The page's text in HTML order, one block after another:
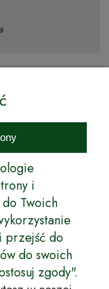
to inicjatywa
wprowadzenie na
ozdobnych oraz
małych, jak
- wspaniałe
i owocowych,
są
drzewka cechuje
i
Twoich
przejść do
do swoich
zgody".